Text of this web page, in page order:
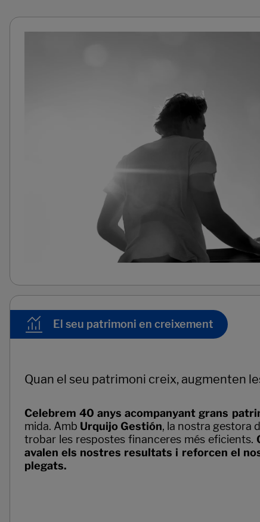
El seu patrimoni en creixement
Quan el seu patrimoni creix, augmenten
Celebrem 40 anys acompanyant grans
mida. Amb Urquijo Gestión, la nostra gestora
trobar les respostes financeres més eficients.
avalen els nostres resultats i reforcen el
plegats.